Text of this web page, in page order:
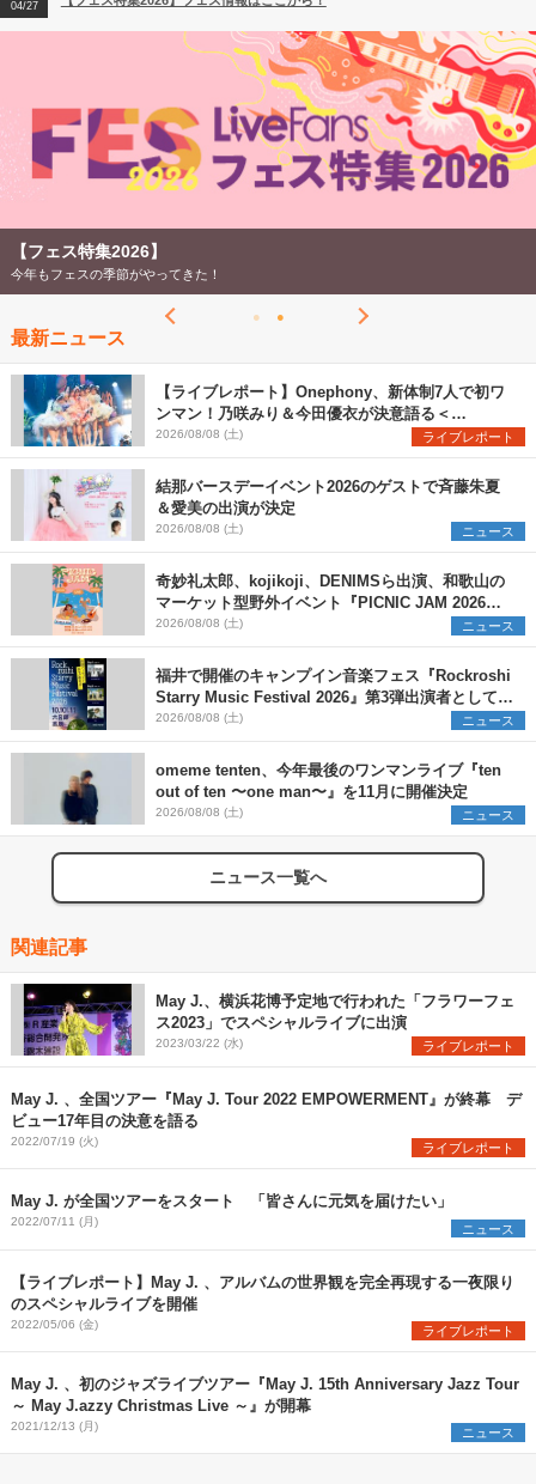
04/27
2026
【ライブ動員ランキング】2026年上半期編発表！
【フェス特集2026】
今年もフェスの季節がやってきた！
最新ニュース
【ライブレポート】Onephony、新体制7人で初ワ
ンマン！乃咲みり＆今田優衣が決意語る＜
Onephony新体制1st Oneman Live はじまりの夏
＞
2026/08/08 (土) ライブレポート
結那バースデーイベント2026のゲストで斉藤朱夏
＆愛美の出演が決定
2026/08/08 (土) ニュース
奇妙礼太郎、kojikoji、DENIMSら出演、和歌山の
マーケット型野外イベント『PICNIC JAM 2026』
早割チケット発売開始
2026/08/08 (土) ニュース
福井で開催のキャンプイン音楽フェス『Rockroshi
Starry Music Festival 2026』第3弾出演者として
SCOOBIE DO、かりゆし58、Reiを発表
2026/08/08 (土) ニュース
omeme tenten、今年最後のワンマンライブ『ten
out of ten 〜one man〜』を11月に開催決定
2026/08/08 (土) ニュース
ニュース一覧へ
関連記事
May J.、横浜花博予定地で行われた「フラワーフェ
ス2023」でスペシャルライブに出演
2023/03/22 (水) ライブレポート
May J. 、全国ツアー『May J. Tour 2022 EMPOWERMENT』が終幕 デ
ビュー17年目の決意を語る
2022/07/19 (火) ライブレポート
May J. が全国ツアーをスタート 「皆さんに元気を届けたい」
2022/07/11 (月) ニュース
【ライブレポート】May J. 、アルバムの世界観を完全再現する一夜限り
のスペシャルライブを開催
2022/05/06 (金) ライブレポート
May J. 、初のジャズライブツアー『May J. 15th Anniversary Jazz Tour
～ May J.azzy Christmas Live ～』が開幕
2021/12/13 (月) ニュース